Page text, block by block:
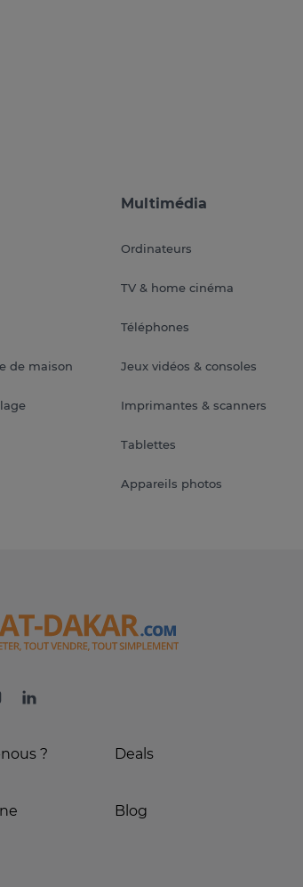
de maison
Multimédia
Ordinateurs
TV & home cinéma
Téléphones
Jeux vidéos & consoles
Imprimantes & scanners
Tablettes
Appareils photos
? Deals
Blog